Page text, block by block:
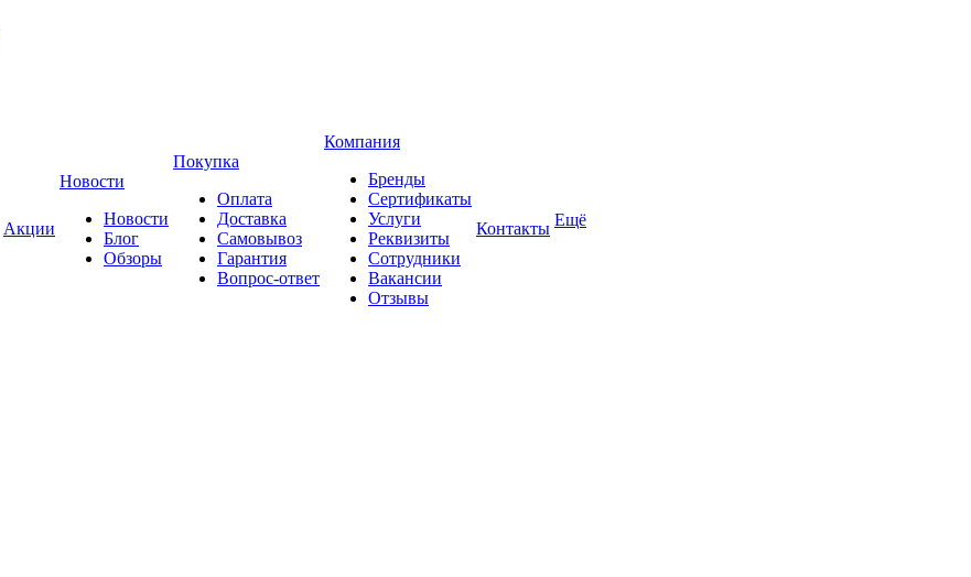
Акции
Новости
Новости
Блог
Обзоры
Покупка
Оплата
Доставка
Самовывоз
Гарантия
Вопрос-ответ
Компания
Бренды
Сертификаты
Услуги
Реквизиты
Сотрудники
Вакансии
Отзывы
Контакты Ещё